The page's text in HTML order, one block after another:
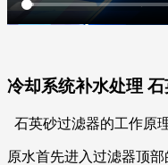
冷却系统补水处理
石英砂过滤器的工作原
原水首先进入过滤器顶